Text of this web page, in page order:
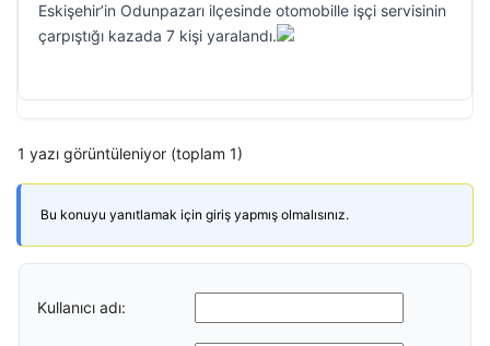
Eskişehir’in Odunpazarı ilçesinde otomobille işçi servisinin
çarpıştığı kazada 7 kişi yaralandı.
1 yazı görüntüleniyor (toplam 1)
Bu konuyu yanıtlamak için giriş yapmış olmalısınız.
Kullanıcı adı: